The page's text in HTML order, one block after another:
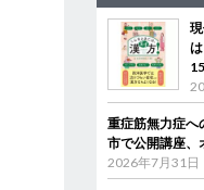
重症筋無力症
市で公開講座、
2026年7月31日